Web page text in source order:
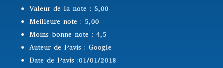
Valeur de la note : 5,00
Meilleure note : 5,00
Moins bonne note : 4,5
Auteur de l’avis : Google
Date de l’avis :01/01/2018